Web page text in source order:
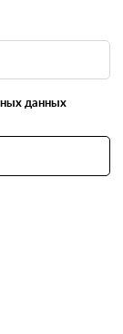
данных